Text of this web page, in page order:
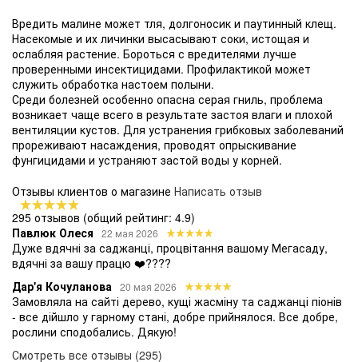
Вредить малине может тля, долгоносик и паутинный клещ.
Насекомые и их личинки высасывают соки, истощая и
ослабляя растение. Бороться с вредителями лучше
проверенными инсектицидами. Профилактикой может
служить обработка настоем полыни.
Среди болезней особенно опасна серая гниль, проблема
возникает чаще всего в результате застоя влаги и плохой
вентиляции кустов. Для устранения грибковых заболеваний
прореживают насаждения, проводят опрыскивание
фунгицидами и устраняют застой воды у корней.
Отзывы клиентов о магазине Написать отзыв
295 отзывов (общий рейтинг: 4.9)
Павлюк Олеся
22 мая 2026
Дуже вдячні за саджанці, процвітання вашому Мегасаду,
вдячні за вашу працю ❤️????
Дар'я Кочуланова
20 мая 2026
Замовляла на сайті дерево, кущі жасміну та саджанці піонів
- все дійшло у гарному стані, добре прийнялося. Все добре,
рослини сподобались. Дякую!
Смотреть все отзывы (295)